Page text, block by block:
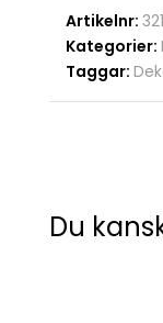
Artikelnr:
Kategorier:
Taggar:
Du